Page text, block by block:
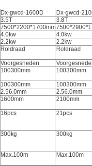
Dx-gwcd-1600D Dx-gwcd-
3.5T 3.8T
7500*2200*1700mm
4.0kw 4.0kw
2.2kw 2.2kw
Roldraad Roldraad
Voorgesneden
100300mm 100300mm
100300mm 100300mm
2.56.0mm 2.56.0mm
1600mm 2100mm
16pcs 21pcs
300kg 300kg
Max.100m Max.100m